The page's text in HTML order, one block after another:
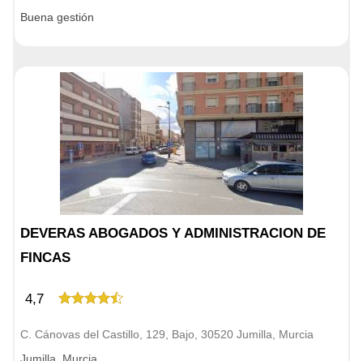
Buena gestión
DEVERAS ABOGADOS Y ADMINISTRACION DE
FINCAS
4,7
C. Cánovas del Castillo, 129, Bajo, 30520 Jumilla, Murcia